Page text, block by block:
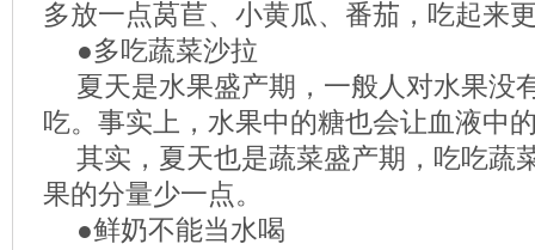
多放一点莴苣、小黄瓜、番茄，吃起来
●多吃蔬菜沙拉
夏天是水果盛产期，一般人对水果没
吃。事实上，水果中的糖也会让血液中
其实，夏天也是蔬菜盛产期，吃吃蔬
果的分量少一点。
●鲜奶不能当水喝